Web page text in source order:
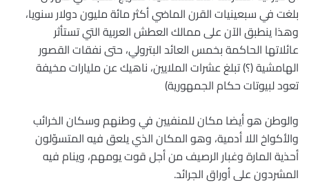
بلغت في سبعينيات القرن الماضي أكثر مائة مليون دولار سنويا،
وهذا ينطبق الآن على ممالك العطش العربية التي تستأثر
عائلاتها الحاكمة بخمس العائد البترولي، حتى نفقات القصور
الهامشية (؟) تبلغ عشرات الملايين، ناهيك عن مليارات مخيفة
تعود لبيوتات حكام الجمهورية)
والوطن هو أيضا مكان للمنفيين في وطنهم وسكان الخرائب
والأكواخ اللا أدمية، وهو المكان الذي يلعق فيه المتسوّلون
أحذية المارة وغبار الرصيف من أجل قوت يومهم، وينام فيه
المشردون على أوراق الجرائد.